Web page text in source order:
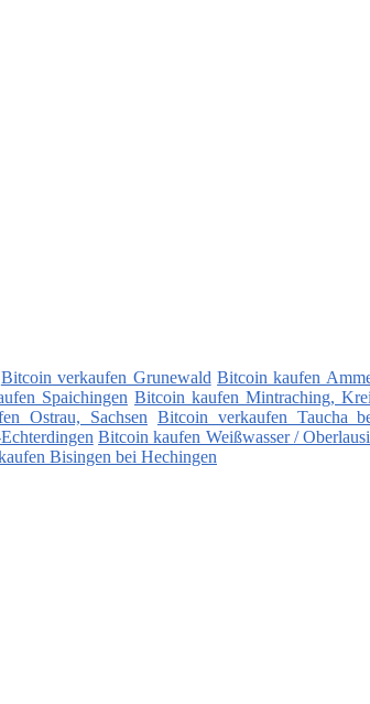
Bitcoin verkaufen Grunewald Bitcoin kaufen
Spaichingen Bitcoin kaufen Mintraching,
Ostrau, Sachsen Bitcoin verkaufen Taucha
Bitcoin kaufen Weißwasser /
Bisingen bei Hechingen